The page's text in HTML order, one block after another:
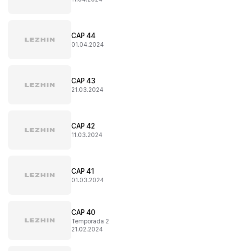
CAP 44
01.04.2024
CAP 43
21.03.2024
CAP 42
11.03.2024
CAP 41
01.03.2024
CAP 40
Temporada 2
21.02.2024